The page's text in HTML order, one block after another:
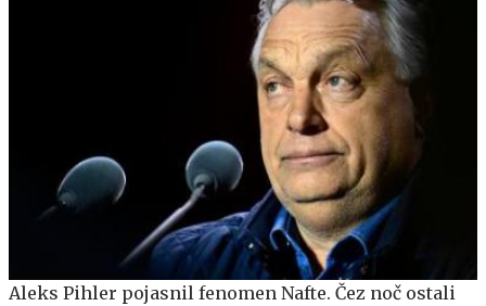
Aleks Pihler pojasnil fenomen Nafte. Čez noč ostali